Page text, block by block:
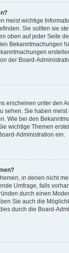
meist wichtige
Sie sollten sie
oben auf jeder Seite
Bekanntmachungen
der Board-
erscheinen unter den
sehen. Sie haben
Wie bei den
wichtige Themen
Administration ein.
in denen nicht
Umfrage, falls
durch einen
Sie auch die
durch die Board-